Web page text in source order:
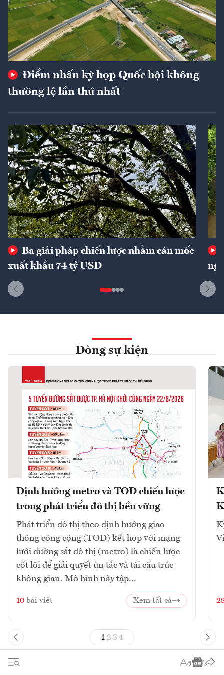
Điểm nhấn kỳ họp Quốc hội không
thường lệ lần thứ nhất
Ba giải pháp chiến lược nhằm cán mốc
xuất khẩu 74 tỷ USD
Dòng sự kiện
Định hướng metro và TOD chiến lược
trong phát triển đô thị bền vững
Phát triển đô thị theo định hướng giao
thông công cộng (TOD) kết hợp với mạng
lưới đường sắt đô thị (metro) là chiến lược
cốt lõi để giải quyết ùn tắc và tái cấu trúc
không gian. Mô hình này tập...
10 bài viết Xem tất cả
1 23 4